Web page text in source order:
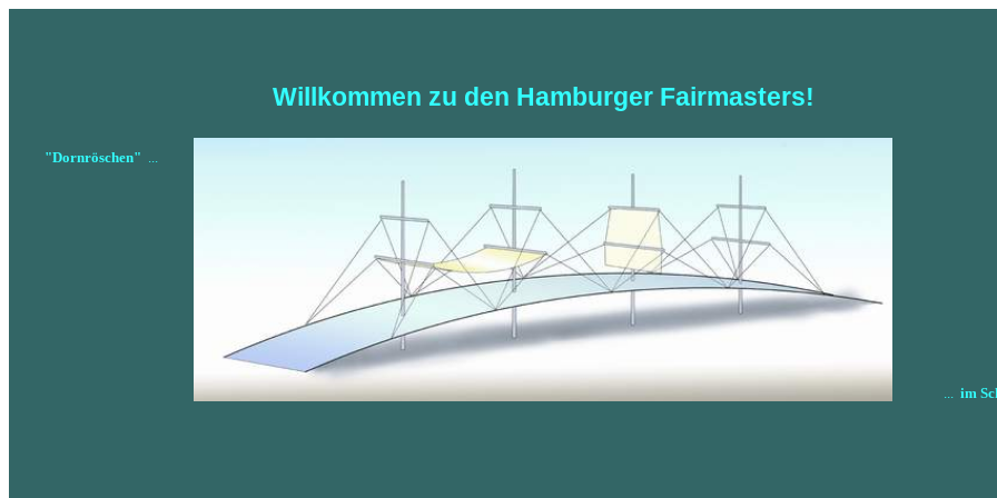
Willkommen zu den Hamburger Fairmasters!
"Dornröschen"
... im